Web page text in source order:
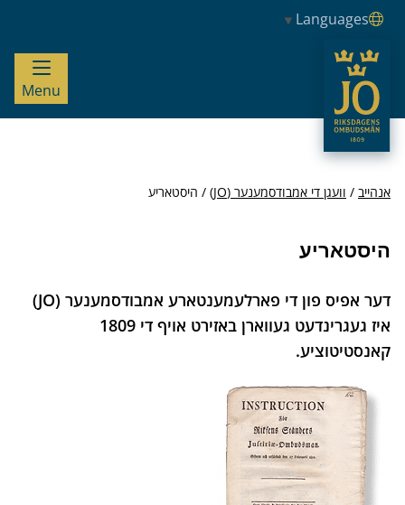
Languages
JO – Riksdagens Ombudsmän
Menu
אנהייב וועגן די אמבודסמענער (JO) היסטאריע
היסטאריע
דער אפיס פון די פארלעמענטארע אמבודסמענער (JO)
איז געגרינדעט געווארן באזירט אויף די 1809
קאנסטיטוציע.